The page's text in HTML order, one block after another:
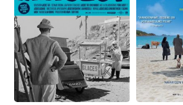
de
Monsieur
Hulot
va
Cosi